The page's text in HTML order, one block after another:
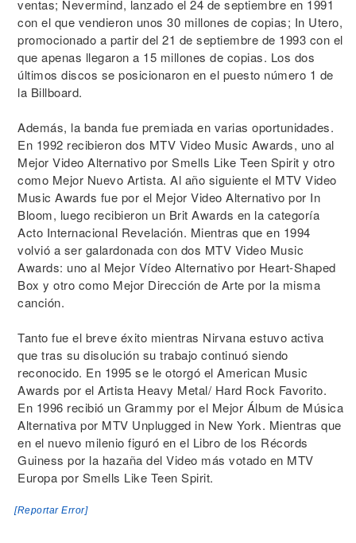
ventas; Nevermind, lanzado el 24 de septiembre en 1991
con el que vendieron unos 30 millones de copias; In Utero,
promocionado a partir del 21 de septiembre de 1993 con el
que apenas llegaron a 15 millones de copias. Los dos
últimos discos se posicionaron en el puesto número 1 de
la Billboard.
Además, la banda fue premiada en varias oportunidades.
En 1992 recibieron dos MTV Video Music Awards, uno al
Mejor Video Alternativo por Smells Like Teen Spirit y otro
como Mejor Nuevo Artista. Al año siguiente el MTV Video
Music Awards fue por el Mejor Video Alternativo por In
Bloom, luego recibieron un Brit Awards en la categoría
Acto Internacional Revelación. Mientras que en 1994
volvió a ser galardonada con dos MTV Video Music
Awards: uno al Mejor Vídeo Alternativo por Heart-Shaped
Box y otro como Mejor Dirección de Arte por la misma
canción.
Tanto fue el breve éxito mientras Nirvana estuvo activa
que tras su disolución su trabajo continuó siendo
reconocido. En 1995 se le otorgó el American Music
Awards por el Artista Heavy Metal/ Hard Rock Favorito.
En 1996 recibió un Grammy por el Mejor Álbum de Música
Alternativa por MTV Unplugged in New York. Mientras que
en el nuevo milenio figuró en el Libro de los Récords
Guiness por la hazaña del Video más votado en MTV
Europa por Smells Like Teen Spirit.
[Reportar Error]